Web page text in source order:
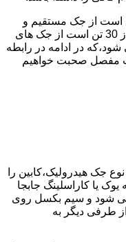
که ظرفیتشان 30 تن است از جک مستقیم و
برای آسانسورهایی که ظرفیتشان بیش از 30 تن است از جک های
در ادامه در رابطه
مفصل صحبت خواهیم
جک هیدرولیک،کابین را
یا کاراسلینگ جابجا
شود و سیم بکسل روی
طرفی دیگر به